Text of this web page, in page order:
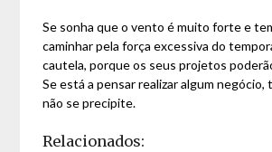
Se sonha que o vento é muito forte e
caminhar pela força excessiva do
cautela, porque os seus projetos
Se está a pensar realizar algum negócio,
não se precipite.
Relacionados: